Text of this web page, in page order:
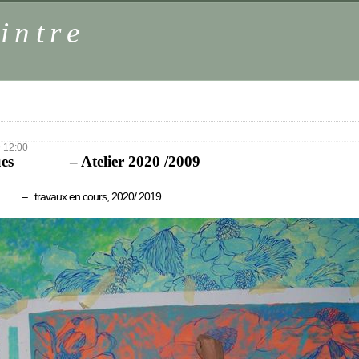
– Atelier 2020 /2009
– travaux en cours, 2020/ 2019